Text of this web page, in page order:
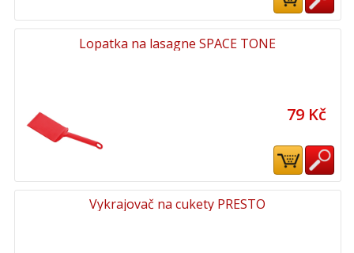
Lopatka na lasagne SPACE TONE
79 Kč
Vykrajovač na cukety PRESTO